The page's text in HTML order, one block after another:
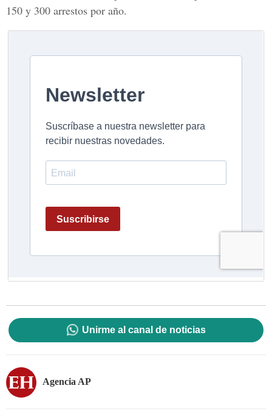
150 y 300 arrestos por año.
Unirme al canal de noticias
Agencia AP